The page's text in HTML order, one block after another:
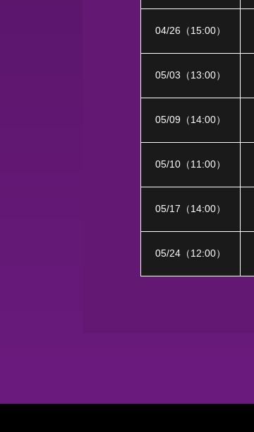
04/26 （15:00）
05/03 （13:00）
05/09（14:00）
05/10（11:00）
05/17 （14:00）
05/24（12:00）